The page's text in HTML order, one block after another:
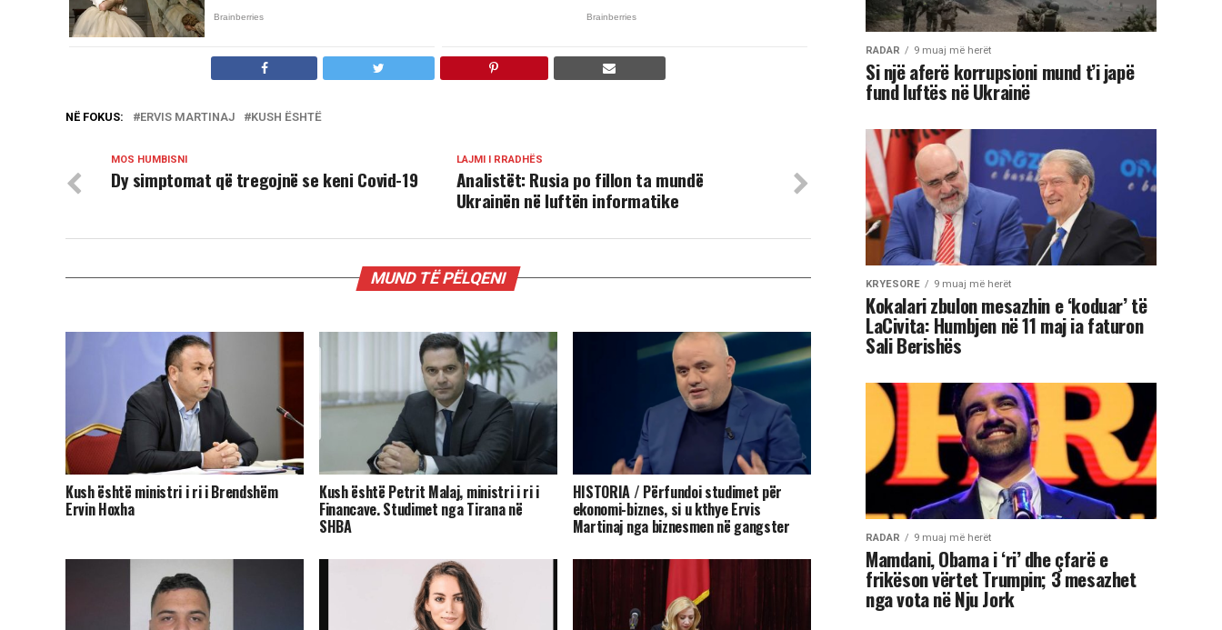
NË FOKUS: ERVIS MARTINAJ KUSH ËSHTË
LAJMI I RRADHËS
Analistët: Rusia po fillon ta mundë
Ukrainën në luftën informatike
MOS HUMBISNI
Dy simptomat që tregojnë se keni Covid-19
MUND TË PËLQENI
Kush është ministri i ri i Brendshëm
Ervin Hoxha
Kush është Petrit Malaj, ministri i ri i
Financave. Studimet nga Tirana në
SHBA
HISTORIA / Përfundoi studimet për
ekonomi-biznes, si u kthye Ervis
Martinaj nga biznesmen në gangster
RADAR 9 muaj më herët
Si një aferë korrupsioni mund t’i japë
fund luftës në Ukrainë
KRYESORE 9 muaj më herët
Kokalari zbulon mesazhin e ‘koduar’ të
LaCivita: Humbjen në 11 maj ia faturon
Sali Berishës
RADAR 9 muaj më herët
Mamdani, Obama i ‘ri’ dhe çfarë e
frikëson vërtet Trumpin; 3 mesazhet
nga vota në Nju Jork